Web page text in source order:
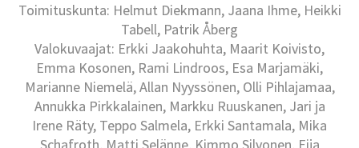
Toimituskunta: Helmut Diekmann, Jaana Ihme, Heikki
Tabell, Patrik Åberg
Valokuvaajat: Erkki Jaakohuhta, Maarit Koivisto,
Emma Kosonen, Rami Lindroos, Esa Marjamäki,
Marianne Niemelä, Allan Nyyssönen, Olli Pihlajamaa,
Annukka Pirkkalainen, Markku Ruuskanen, Jari ja
Irene Räty, Teppo Salmela, Erkki Santamala, Mika